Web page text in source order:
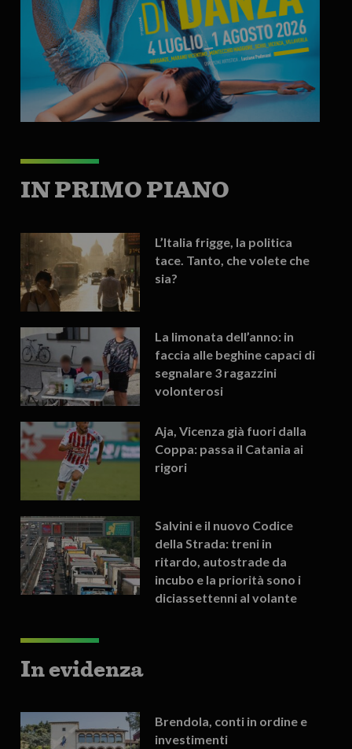
IN PRIMO PIANO
L’Italia frigge, la politica
tace. Tanto, che volete che
sia?
La limonata dell’anno: in
faccia alle beghine capaci di
segnalare 3 ragazzini
volonterosi
Aja, Vicenza già fuori dalla
Coppa: passa il Catania ai
rigori
Salvini e il nuovo Codice
della Strada: treni in
ritardo, autostrade da
incubo e la priorità sono i
diciassettenni al volante
In evidenza
Brendola, conti in ordine e
investimenti